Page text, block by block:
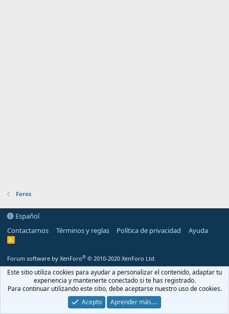
Foros
Español
Contactarnos
Términos y reglas Política de privacidad Ayuda
R
Forum software by XenForo® © 2010-2020 XenForo Ltd.
Este sitio utiliza cookies para ayudar a personalizar el contenido, adaptar tu
experiencia y mantenerte conectado si te has registrado.
Para continuar utilizando este sitio, debe aceptarse nuestro uso de cookies.
Acepto
Aprender más.…